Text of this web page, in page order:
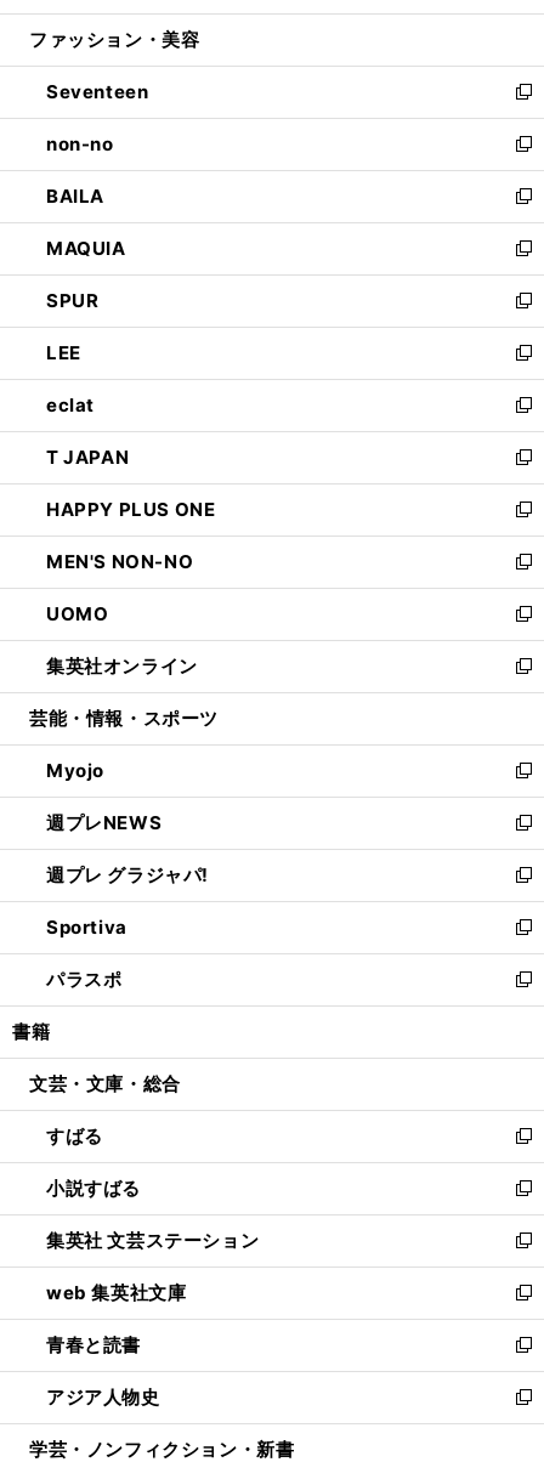
開
ウ
開
く
ン
ウ
で
開
く
ウ
ン
ド
ウ
で
開
く
ファッション・美容
Seventeen
新
し
い
ウ
ィ
ン
ド
ウ
で
開
く
non-no
新
し
い
ウ
ィ
ン
ド
ウ
で
開
く
BAILA
新
し
い
ウ
ィ
ン
ド
ウ
で
開
く
MAQUIA
新
し
い
ウ
ィ
ン
ド
ウ
で
開
く
SPUR
新
し
い
ウ
ィ
ン
ド
ウ
で
開
く
LEE
新
し
い
ウ
ィ
ン
ド
ウ
で
開
く
eclat
新
し
い
ウ
ィ
ン
ド
ウ
で
開
く
T JAPAN
新
し
い
ウ
ィ
ン
ド
ウ
で
開
HAPPY PLUS ONE
新
し
い
ウ
ィ
ン
ド
ウ
開
く
MEN'S NON-NO
新
し
い
ウ
ィ
ン
ウ
で
開
く
UOMO
新
し
い
ウ
ン
ド
ウ
で
開
く
集英社オンライン
新
し
ウ
ィ
ン
ド
ウ
で
開
く
芸能・情報・スポーツ
Myojo
新
し
い
ウ
ィ
ン
ド
ウ
で
開
週プレNEWS
新
し
い
ウ
ィ
ン
ド
ウ
開
週プレ グラジャパ!
新
し
い
ウ
ィ
ン
ウ
開
く
Sportiva
新
し
い
ウ
ン
ウ
で
開
く
パラスポ
新
し
ウ
ン
ド
ウ
で
開
く
書籍
文芸・文庫・総合
すばる
新
し
い
ウ
ィ
ン
ド
ウ
で
開
く
小説すばる
新
し
い
ウ
ィ
ン
ド
ウ
で
開
集英社 文芸ステーション
新
し
い
ウ
ィ
ン
ド
ウ
web 集英社文庫
新
し
い
ウ
ィ
ン
青春と読書
新
し
い
ウ
アジア人物史
新
し
学芸・ノンフィクション・新書